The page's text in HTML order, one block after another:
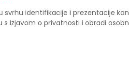
svrhu identifikacije i prezentacije
s Izjavom o privatnosti i obradi